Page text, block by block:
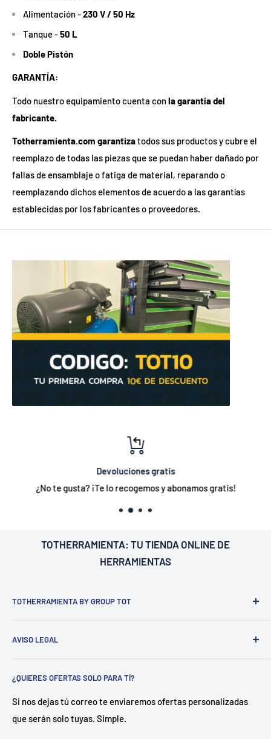
Alimentación -230 V / 50 Hz
Tanque -50 L
Doble Pistón
GARANTÍA:
Todo nuestro equipamiento cuenta conla garantía del
fabricante.
Totherramienta.com garantizatodos sus productos y cubre el
reemplazo de todas las piezas que se puedan haber dañado por
fallas de ensamblaje o fatiga de material, reparando o
reemplazando dichos elementos de acuerdo a las garantías
establecidas por los fabricantes o proveedores.
Devoluciones gratis
¿No te gusta? ¡Te lo recogemos y abonamos gratis!
TOTHERRAMIENTA: TU TIENDA ONLINE DE
HERRAMIENTAS
TOTHERRAMIENTA BY GROUP TOT
Sant Esteve Sesrovires
sector como para particulares.
¿Como?Disponemos de un almacén central en Castellón
con más de 500 referencias en stock. Gracias a ello
AVISO LEGAL
Política de envío
Política de privacidad
Política de reembolso
¿QUIERES OFERTAS SOLO PARA TÍ?
Si nos dejas tú correo te enviaremos ofertas personalizadas
que serán solo tuyas. Simple.